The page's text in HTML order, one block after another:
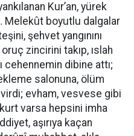
Kur’an, yürek
boyutlu dalgalar
şehvet yangınını
zincirini takıp, ıslah
cehennemin dibine attı;
salonuna, ölüm
evham, vesvese gibi
varsa hepsini imha
aşırıya kaçan